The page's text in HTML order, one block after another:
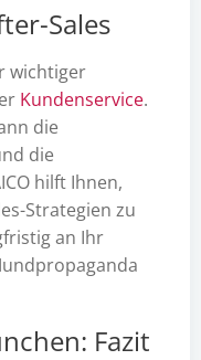
Sales
wichtiger
Kundenservice.
die
die
hilft Ihnen,
Strategien zu
an Ihr
Fazit